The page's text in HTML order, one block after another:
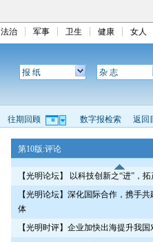
法治 军事 卫生 健康 女人
报 纸 杂 志
往期回顾 数字报检索 返回
第10版:评论
【光明论坛】 以科技创新之“进”，
【光明论坛】深化国际合作，携手
体
【光明时评】企业加快出海提升我